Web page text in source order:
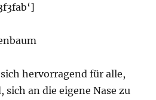
hervorragend für alle,
sich an die eigene Nase zu